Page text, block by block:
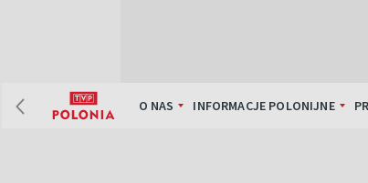
O NAS INFORMACJE POLONIJNE